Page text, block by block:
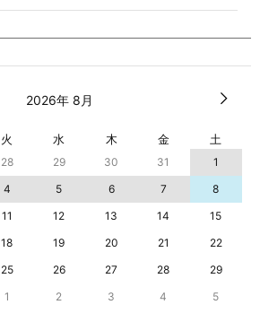
2026年 8月
火 水 木 金 土
28 29 30 31
1
4 5 6 7
8
11 12 13 14
15
18 19 20 21
22
25 26 27 28
29
1 2 3 4 5